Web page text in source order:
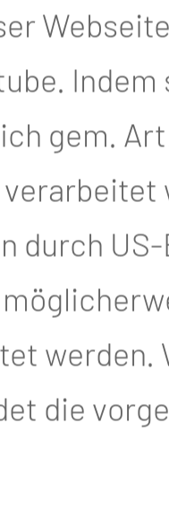
Schmidt
als
geprägt.
dazu
das
Indem
gem.
durch
werden.
die